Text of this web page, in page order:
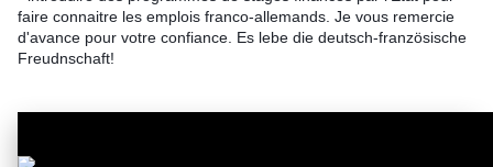
faire connaitre les emplois franco-allemands. Je vous remercie
d'avance pour votre confiance. Es lebe die deutsch-französische
Freudnschaft!